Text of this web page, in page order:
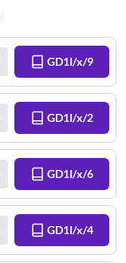
GD1I/x/9
GD1I/x/2
GD1I/x/6
GD1I/x/4